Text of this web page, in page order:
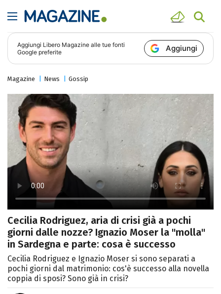
Aggiungi Libero Magazine alle tue fonti
Google preferite
Aggiungi
Magazine News Gossip
Cecilia Rodriguez, aria di crisi già a pochi
giorni dalle nozze? Ignazio Moser la "molla"
in Sardegna e parte: cosa è successo
Cecilia Rodriguez e Ignazio Moser si sono separati a
pochi giorni dal matrimonio: cos'è successo alla novella
coppia di sposi? Sono già in crisi?